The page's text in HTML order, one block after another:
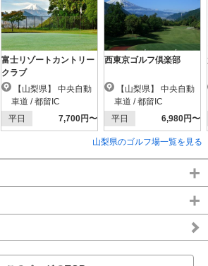
富士リゾートカントリー
クラブ
車道 / 都留IC
平日
7,700円〜
西東京ゴルフ倶楽部
車道 / 都留IC
平日
6,980円〜
山梨県のゴルフ場一覧を見る